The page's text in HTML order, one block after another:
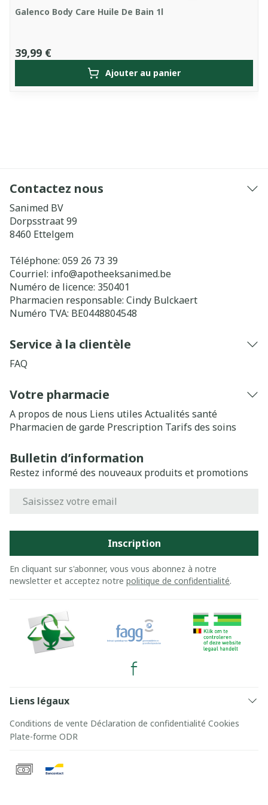
Galenco Body Care Huile De Bain 1l
39,99 €
Ajouter au panier
Contactez nous
Sanimed BV
Dorpsstraat 99
8460 Ettelgem
Téléphone: 059 26 73 39
Courriel: info@apotheeksanimed.be
Numéro de licence: 350401
Pharmacien responsable: Cindy Bulckaert
Numéro TVA: BE0448804548
Service à la clientèle
FAQ
Votre pharmacie
A propos de nous Liens utiles Actualités santé
Pharmacien de garde Prescription Tarifs des soins
Bulletin d’information
Restez informé des nouveaux produits et promotions
Inscription
En cliquant sur s'abonner, vous vous abonnez à notre
newsletter et acceptez notre politique de confidentialité.
Liens légaux
Conditions de vente Déclaration de confidentialité Cookies
Plate-forme ODR